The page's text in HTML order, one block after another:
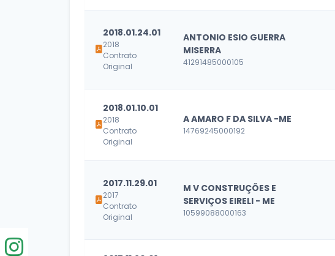
2018.01.24.01
2018
Contrato
Original
ANTONIO ESIO GUERRA
MISERRA
41291485000105
2018.01.10.01
2018
Contrato
Original
A AMARO F DA SILVA -ME
14769245000192
2017.11.29.01
2017
Contrato
Original
M V CONSTRUÇÕES E
SERVIÇOS EIRELI - ME
10599088000163